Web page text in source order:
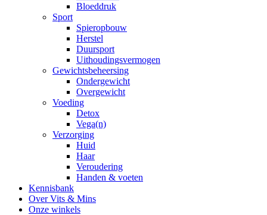
Bloeddruk
Sport
Spieropbouw
Herstel
Duursport
Uithoudingsvermogen
Gewichtsbeheersing
Ondergewicht
Overgewicht
Voeding
Detox
Vega(n)
Verzorging
Huid
Haar
Veroudering
Handen & voeten
Kennisbank
Over Vits & Mins
Onze winkels